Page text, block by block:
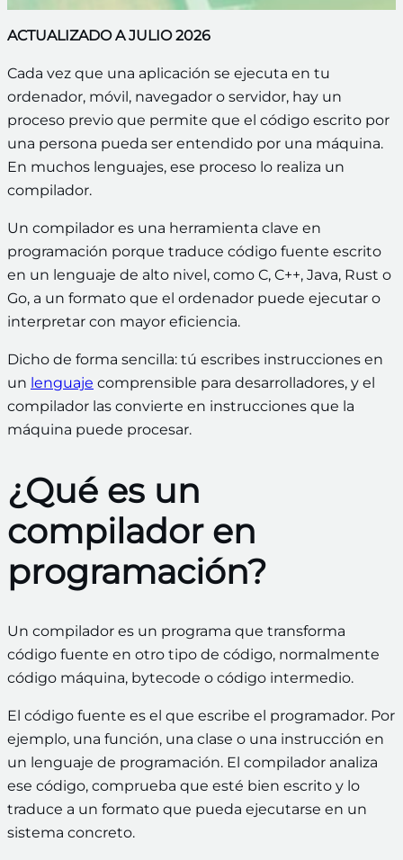
ACTUALIZADO A JULIO 2026
Cada vez que una aplicación se ejecuta en tu
ordenador, móvil, navegador o servidor, hay un
proceso previo que permite que el código escrito por
una persona pueda ser entendido por una máquina.
En muchos lenguajes, ese proceso lo realiza un
compilador.
Un compilador es una herramienta clave en
programación porque traduce código fuente escrito
en un lenguaje de alto nivel, como C, C++, Java, Rust o
Go, a un formato que el ordenador puede ejecutar o
interpretar con mayor eficiencia.
Dicho de forma sencilla: tú escribes instrucciones en
un lenguaje comprensible para desarrolladores, y el
compilador las convierte en instrucciones que la
máquina puede procesar.
¿Qué es un
compilador en
programación?
Un compilador es un programa que transforma
código fuente en otro tipo de código, normalmente
código máquina, bytecode o código intermedio.
El código fuente es el que escribe el programador. Por
ejemplo, una función, una clase o una instrucción en
un lenguaje de programación. El compilador analiza
ese código, comprueba que esté bien escrito y lo
traduce a un formato que pueda ejecutarse en un
sistema concreto.